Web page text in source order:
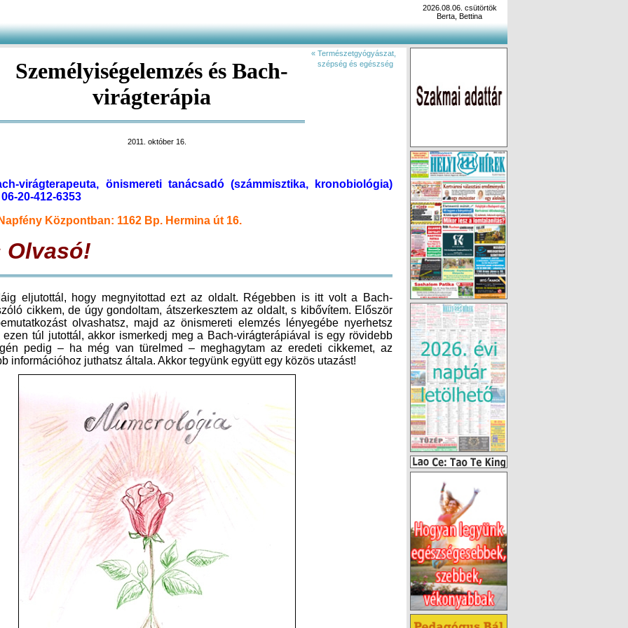
2026.08.06. csütörtök
Berta, Bettina
Személyiségelemzés és Bach-
virágterápia
« Természetgyógyászat,
szépség és egészség
2011. október 16.
virágterapeuta, önismereti tanácsadó (számmisztika, kronobiológia)
20-412-6353
Központban: 1162 Bp. Hermina út 16.
Olvasó!
eljutottál, hogy megnyitottad ezt az oldalt. Régebben is itt volt a Bach-
cikkem, de úgy gondoltam, átszerkesztem az oldalt, s kibővítem. Először
olvashatsz, majd az önismereti elemzés lényegébe nyerhetsz
túl jutottál, akkor ismerkedj meg a Bach-virágterápiával is egy rövidebb
pedig – ha még van türelmed – meghagytam az eredeti cikkemet, az
információhoz juthatsz általa. Akkor tegyünk együtt egy közös utazást!